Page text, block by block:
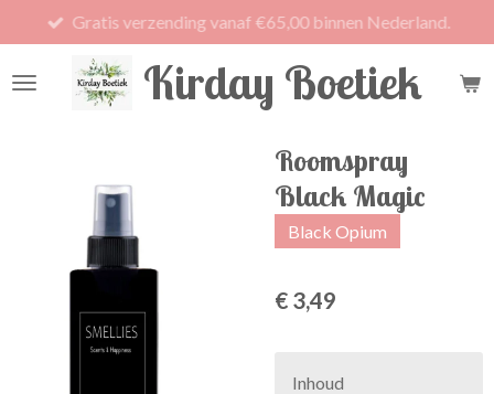
direct
naar
Kirday Boetiek
Gratis verzending vanaf €65,00 binnen Nederland.
Roomspray
Black Magic
Black Opium
€ 3,49
Inhoud